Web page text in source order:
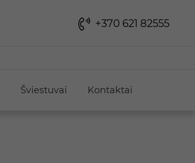
+370 621 82555
Šviestuvai Kontaktai